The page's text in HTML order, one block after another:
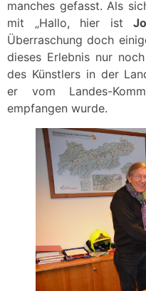
manches gefasst. Als
mit „Hallo, hier ist
Überraschung doch
dieses Erlebnis nur
des Künstlers in der
er vom Landes-
empfangen wurde.